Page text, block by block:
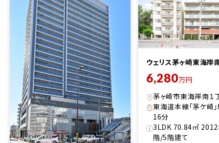
ウェリス茅ヶ崎東海岸
6,280万円
茅ヶ崎市東海岸南１
東海道本線「茅ケ崎
16分
3LDK 70.84㎡
階/5階建て